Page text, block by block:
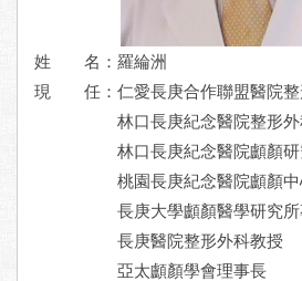
姓 名：羅綸洲
現 任： 仁愛長庚合作聯盟醫院
林口長庚紀念醫院整形
林口長庚紀念醫院顱顏
桃園長庚紀念醫院顱顏
長庚大學顱顏醫學研究
長庚醫院整形外科教授
亞太顱顏學會理事長